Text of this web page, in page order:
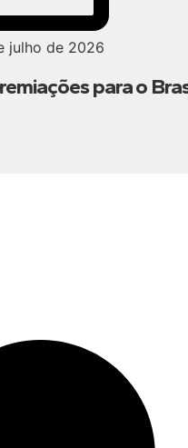
julho de 2026
para o